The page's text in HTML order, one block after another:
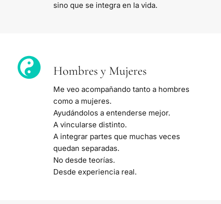
sino que se integra en la vida.
Hombres y Mujeres
Me veo acompañando tanto a hombres
como a mujeres.
Ayudándolos a entenderse mejor.
A vincularse distinto.
A integrar partes que muchas veces
quedan separadas.
No desde teorías.
Desde experiencia real.